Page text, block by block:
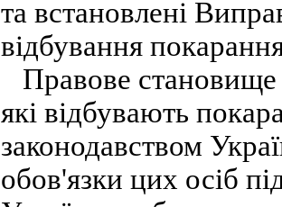
та встановлені
відбування
Правове становище
які відбувають
законодавством
обов'язки цих осіб